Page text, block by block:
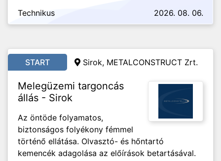
Technikus
2026. 08. 06.
START Sirok, METALCONSTRUCT Zrt.
Melegüzemi targoncás
állás - Sirok
Az öntöde folyamatos,
biztonságos folyékony fémmel
történő ellátása. Olvasztó- és hőntartó
kemencék adagolása az előírások betartásával.